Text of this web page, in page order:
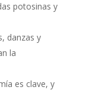
potosinas y
danzas y
la
es clave, y